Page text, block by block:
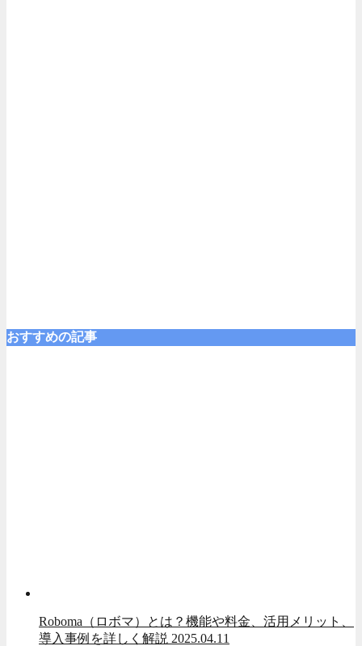
おすすめの記事
Roboma（ロボマ）とは？機能や料金、活用メリット、
導入事例を詳しく解説 2025.04.11